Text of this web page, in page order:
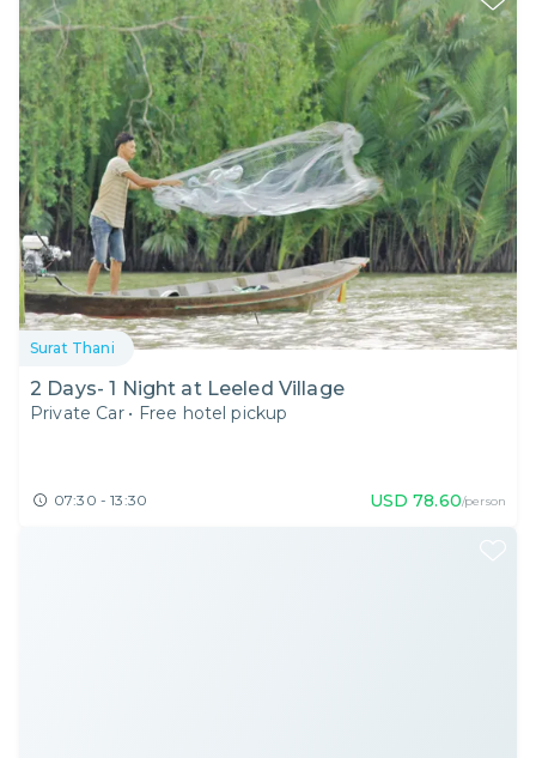
Surat Thani
2 Days- 1 Night at Leeled Village
Private Car • Free hotel pickup
07:30 - 13:30 USD 78.60/person